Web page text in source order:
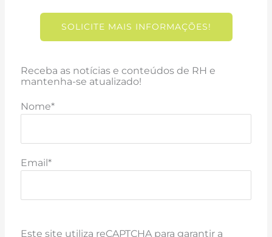
SOLICITE MAIS INFORMAÇÕES!
Receba as notícias e conteúdos de RH e
mantenha-se atualizado!
Nome*
Email*
Este site utiliza reCAPTCHA para garantir a